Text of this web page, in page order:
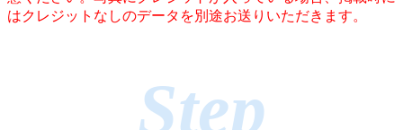
はクレジットなしのデータを別途お送りいただきます。